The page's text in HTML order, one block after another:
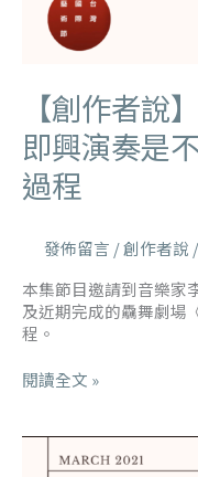
【創作者說
即興演奏是
過程
發佈留言 /創作者說 /
本集節目邀請到音樂家
及近期完成的驫舞劇場
程。
閱讀全文 »